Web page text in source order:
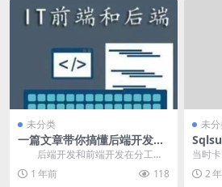
未分类
一篇文章带你搞懂后端开发和
前端开发的区别
后端开发和前端开发在分工上
有什么差异呢？对于刚接触互联网
开发，总是能看到前端...
1 年前 118
未
程
当时
个问
2